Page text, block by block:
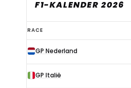
F1-KALENDER 2026
F1-
kalender
2026
RACE
GP Nederland
GP Italië